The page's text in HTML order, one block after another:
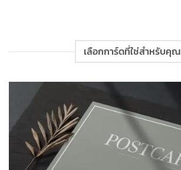
เลือกการ์ดที่ใช่สำหรับคุณ